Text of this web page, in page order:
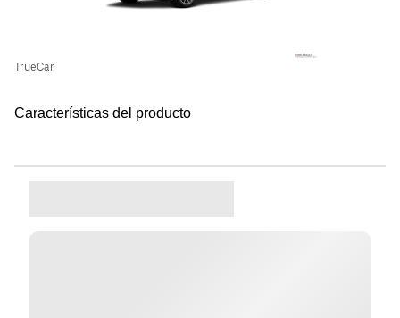
TrueCar
Características del producto